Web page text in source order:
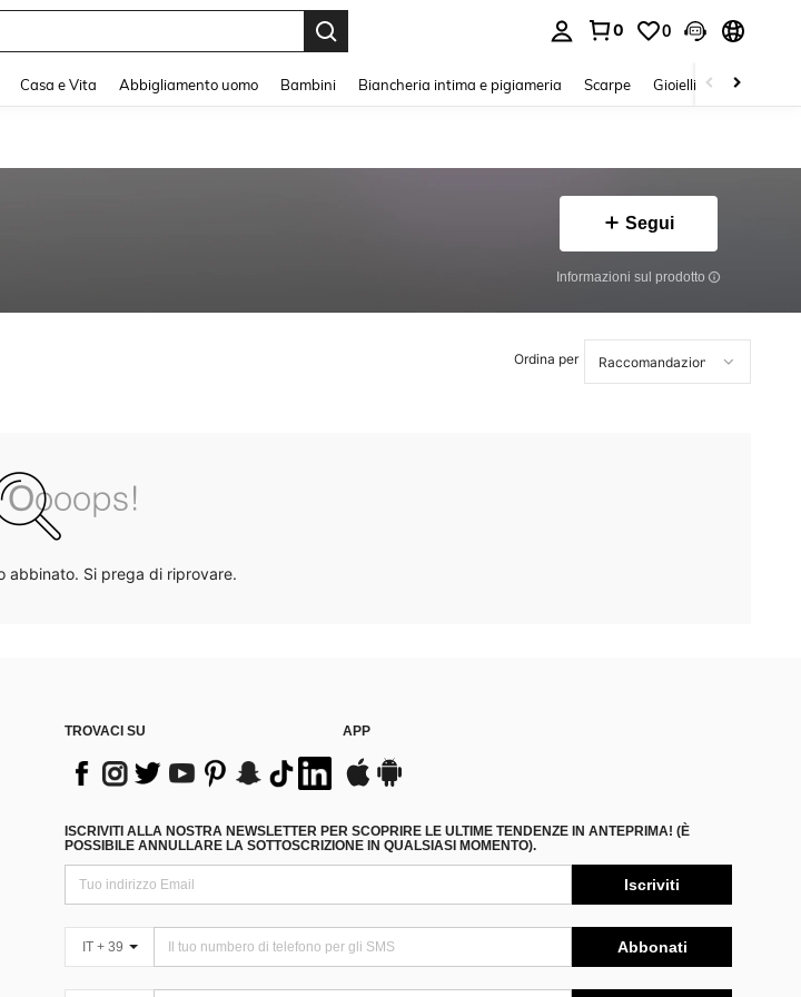
0 0
Casa e Vita Abbigliamento uomo Bambini Biancheria intima e pigiameria Scarpe Gioielli E Accessori
Segui
Informazioni sul prodotto
Ordina per
abbinato. Si prega di riprovare.
TROVACI SU APP
ISCRIVITI ALLA NOSTRA NEWSLETTER PER SCOPRIRE LE ULTIME TENDENZE IN ANTEPRIMA! (È
POSSIBILE ANNULLARE LA SOTTOSCRIZIONE IN QUALSIASI MOMENTO).
Iscriviti
IT + 39 Abbonati